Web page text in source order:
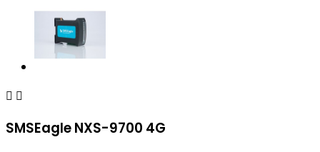
 
SMSEagle NXS-9700 4G